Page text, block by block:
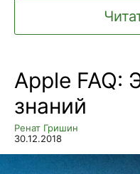
Apple FAQ:
знаний
Ренат Гришин
30.12.2018